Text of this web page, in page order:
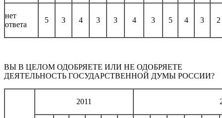
нет
ответа
5 3 4 3 3 4 3 5 4 3 2
ВЫ В ЦЕЛОМ ОДОБРЯЕТЕ ИЛИ НЕ ОДОБРЯЕТЕ
ДЕЯТЕЛЬНОСТЬ ГОСУДАРСТВЕННОЙ ДУМЫ РОССИИ?
2011